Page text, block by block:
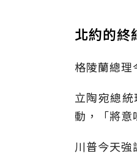
北約的終
格陵蘭總理
立陶宛總
動，「將意
川普今天